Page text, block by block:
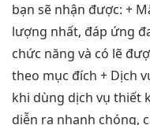
bạn sẽ nhận được: +
lượng nhất, đáp ứng
chức năng và có lẽ
theo mục đích + Dịch
khi dùng dịch vụ thiết
diễn ra nhanh chóng,